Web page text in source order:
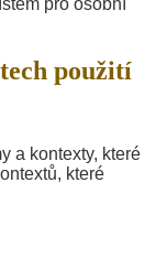
použití
a kontexty, které
které